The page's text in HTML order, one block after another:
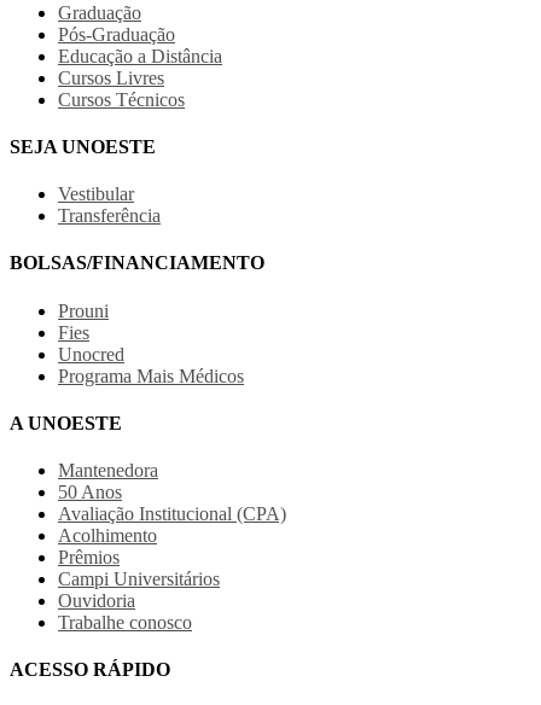
Graduação
Pós-Graduação
Educação a Distância
Cursos Livres
Cursos Técnicos
SEJA UNOESTE
Vestibular
Transferência
BOLSAS/FINANCIAMENTO
Prouni
Fies
Unocred
Programa Mais Médicos
A UNOESTE
Mantenedora
50 Anos
Avaliação Institucional (CPA)
Acolhimento
Prêmios
Campi Universitários
Ouvidoria
Trabalhe conosco
ACESSO RÁPIDO